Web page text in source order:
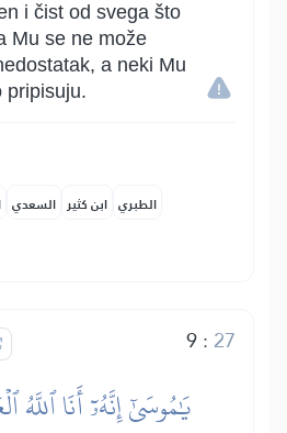
i čist od svega što
Mu se ne može
a neki Mu
pripisuju.
السعدي ابن كثير الطبري
9: 27
يَٰمُوسَىٰٓ إِنَّهُۥٓ أَنَا ٱللَّهُ